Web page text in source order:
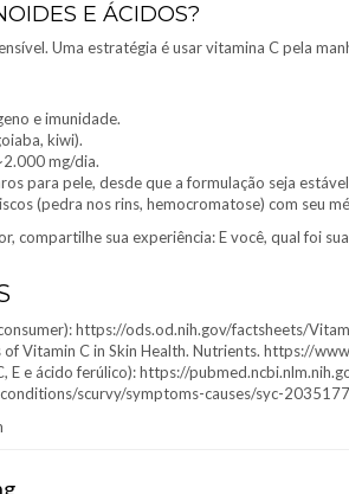
E ÁCIDOS?
Uma estratégia é usar vitamina C pela
e imunidade.
kiwi).
mg/dia.
para pele, desde que a formulação seja
(pedra nos rins, hemocromatose) com seu
compartilhe sua experiência: E você, qual foi
https://ods.od.nih.gov/factsheets/
of Vitamin C in Skin Health. Nutrients. https://
E e ácido ferúlico): https://
scurvy/symptoms-causes/syc-